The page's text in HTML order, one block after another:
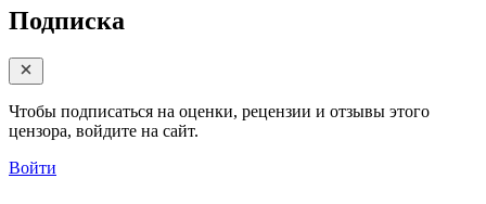
Подписка
Чтобы подписаться на оценки, рецензии и отзывы этого
цензора, войдите на сайт.
Войти